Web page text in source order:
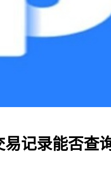
记录能否查